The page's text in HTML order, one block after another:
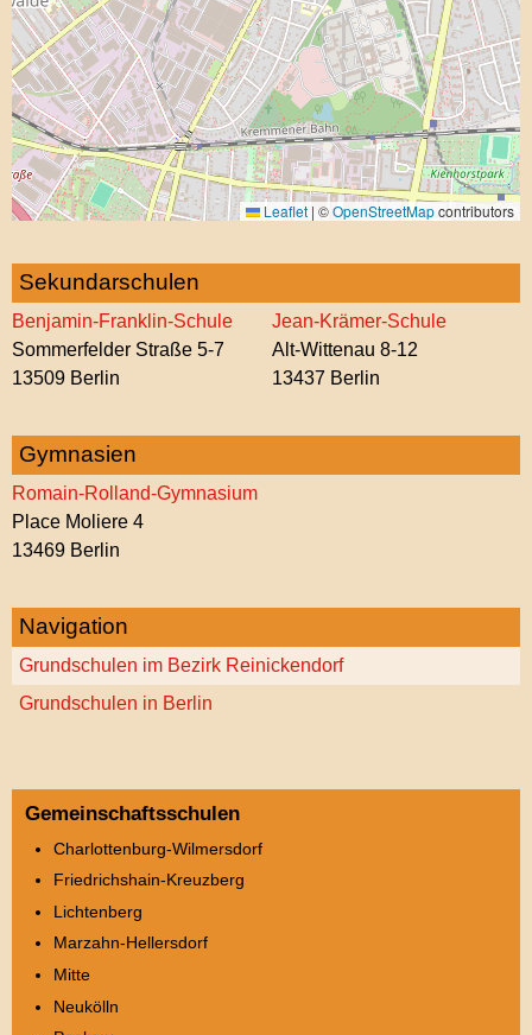
Leaflet | ©OpenStreetMapcontributors
Sekundarschulen
Benjamin-Franklin-Schule
Sommerfelder Straße 5-7
13509 Berlin
Jean-Krämer-Schule
Alt-Wittenau 8-12
13437 Berlin
Gymnasien
Romain-Rolland-Gymnasium
Place Moliere 4
13469 Berlin
Navigation
Grundschulen im Bezirk Reinickendorf
Grundschulen in Berlin
Gemeinschaftsschulen
Charlottenburg-Wilmersdorf
Friedrichshain-Kreuzberg
Lichtenberg
Marzahn-Hellersdorf
Mitte
Neukölln